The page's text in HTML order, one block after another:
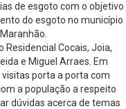
de esgoto com o objetivo
do esgoto no município
Cocais, Joia,
e Miguel Arraes. Em
porta a porta com
a população a respeito
dúvidas acerca de temas